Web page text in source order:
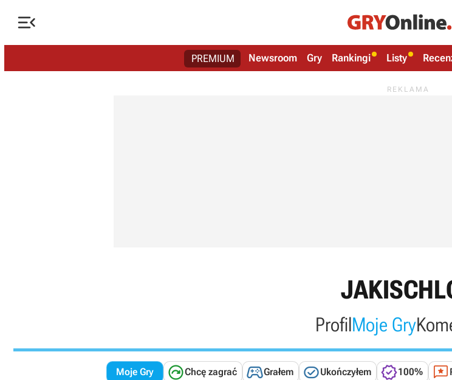

PREMIUM Newsroom Gry Rankingi Listy
ProfilMoje Gry
Moje Gry Chcę zagrać Grałem Ukończyłem 100% 